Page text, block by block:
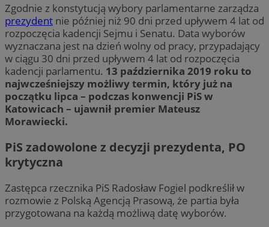
Zgodnie z konstytucją wybory parlamentarne zarządza
prezydent nie później niż 90 dni przed upływem 4 lat od
rozpoczęcia kadencji Sejmu i Senatu. Data wyborów
wyznaczana jest na dzień wolny od pracy, przypadający
w ciągu 30 dni przed upływem 4 lat od rozpoczęcia
kadencji parlamentu. 13 października 2019 roku to
najwcześniejszy możliwy termin, który już na
początku lipca – podczas konwencji PiS w
Katowicach – ujawnił premier Mateusz
Morawiecki.
PiS zadowolone z decyzji prezydenta, PO
krytyczna
Zastępca rzecznika PiS Radosław Fogiel podkreślił w
rozmowie z Polską Agencją Prasową, że partia była
przygotowana na każdą możliwą datę wyborów.